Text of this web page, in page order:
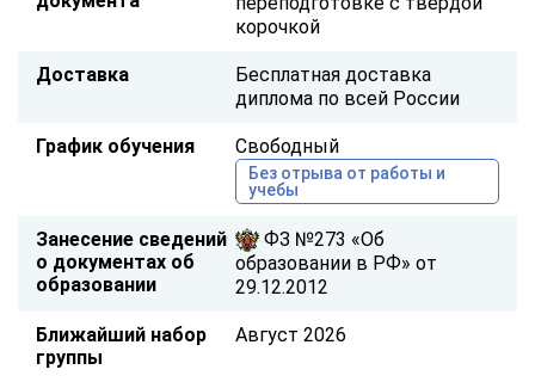
корочкой
Доставка
Бесплатная доставка
диплома по всей России
График обучения Свободный
Без отрыва от работы и
учебы
Занесение сведений
о документах об
образовании
ФЗ №273 «Об
образовании в РФ» от
29.12.2012
Ближайший набор
группы
Август 2026